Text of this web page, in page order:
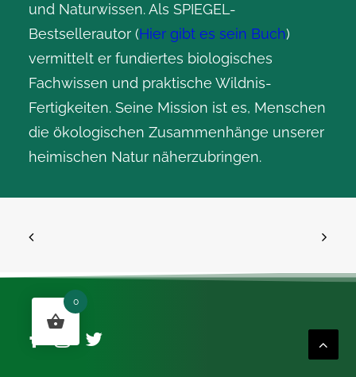
und Naturwissen. Als SPIEGEL-
Bestsellerautor (Hier gibt es sein Buch)
vermittelt er fundiertes biologisches
Fachwissen und praktische Wildnis-
Fertigkeiten. Seine Mission ist es, Menschen
die ökologischen Zusammenhänge unserer
heimischen Natur näherzubringen.
0